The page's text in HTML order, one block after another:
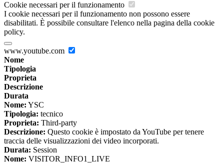
Cookie necessari per il funzionamento
I cookie necessari per il funzionamento non possono essere
disabilitati. È possibile consultare l'elenco nella pagina della cookie
policy.
www.youtube.com
Nome
Tipologia
Proprieta
Descrizione
Durata
Nome: YSC
Tipologia: tecnico
Proprieta: Third-party
Descrizione: Questo cookie è impostato da YouTube per tenere
traccia delle visualizzazioni dei video incorporati.
Durata: Session
Nome: VISITOR_INFO1_LIVE